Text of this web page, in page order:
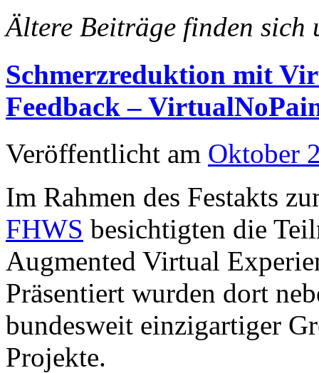
Ältere Beiträge finden sich
Schmerzreduktion mit
Feedback –
Veröffentlicht am Oktober
Im Rahmen des Festakts
FHWS besichtigten die
Augmented Virtual
Präsentiert wurden dort
bundesweit einzigartiger
Projekte.